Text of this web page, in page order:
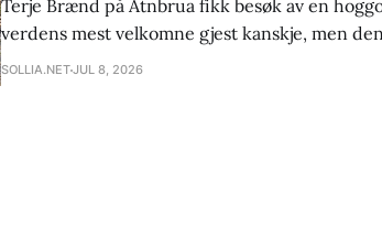
Terje Brænd på Atnbrua fikk besøk av en
verdens mest velkomne gjest kanskje, men
mange tror. Hoggormen er den eneste
SOLLIA.NETJUL 8, 2026